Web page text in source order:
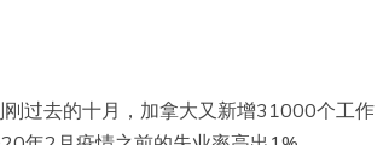
过去的十月，加拿大又新增31000个工作